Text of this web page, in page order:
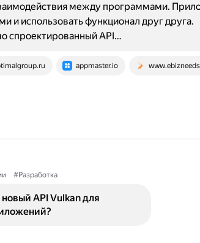
appmaster.io
между программами.
и использовать функционал друг друга.
спроектированный API…
#Разработка
API Vulkan для